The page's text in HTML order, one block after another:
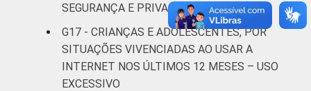
Não tem
renda
4 96
Não sabe 25 51
SEGURANÇA E PRIVACIDADE
G17 - CRIANÇAS E ADOLESCENTES, POR
SITUAÇÕES VIVENCIADAS AO USAR A
INTERNET NOS ÚLTIMOS 12 MESES – USO
EXCESSIVO